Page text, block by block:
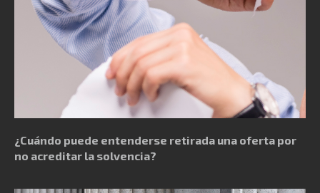
¿Cuándo puede entenderse retirada una oferta por
no acreditar la solvencia?